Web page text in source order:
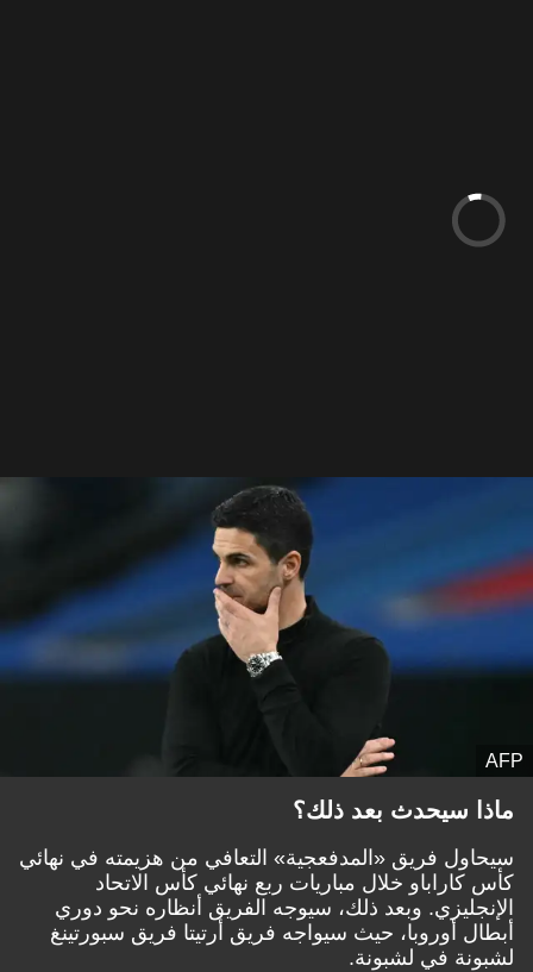
AFP
ماذا سيحدث بعد ذلك؟
سيحاول فريق «المدفعجية» التعافي من هزيمته في نهائي
كأس كاراباو خلال مباريات ربع نهائي كأس الاتحاد
الإنجليزي. وبعد ذلك، سيوجه الفريق أنظاره نحو دوري
أبطال أوروبا، حيث سيواجه فريق أرتيتا فريق سبورتينغ
لشبونة في لشبونة.